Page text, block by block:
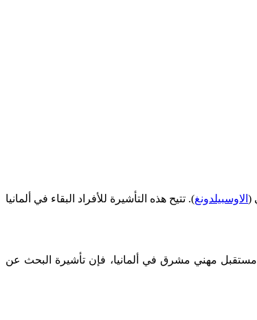
(الاوسبيلدونغ). تتيح هذه التأشيرة للأفراد البقاء في ألمانيا
مستقبل مهني مشرق في ألمانيا، فإن تأشيرة البحث عن